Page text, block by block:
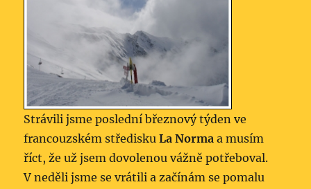
Strávili jsme poslední březnový týden ve
francouzském střediskuLa Norma a musím
říct, že už jsem dovolenou vážně potřeboval.
V neděli jsme se vrátili a začínám se pomalu